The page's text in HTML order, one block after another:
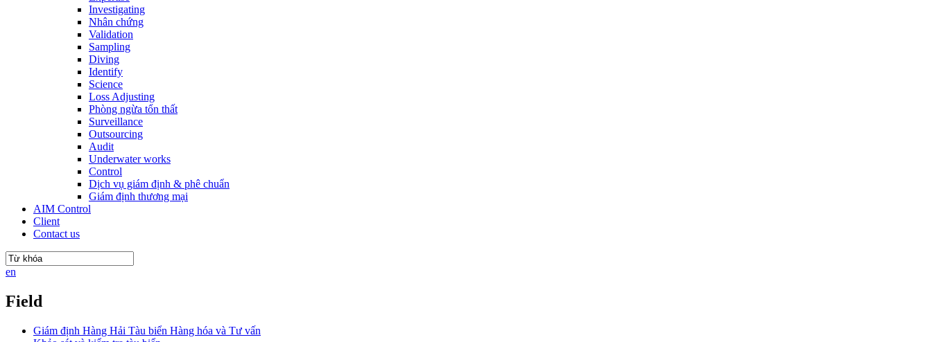
Investigating
Nhân chứng
Validation
Sampling
Diving
Identify
Science
Loss Adjusting
Phòng ngừa tổn thất
Surveillance
Outsourcing
Audit
Underwater works
Control
Dịch vụ giám định & phê chuẩn
Giám định thương mại
AIM Control
Client
Contact us
en
Field
Giám định Hàng Hải Tàu biển Hàng hóa và Tư vấn